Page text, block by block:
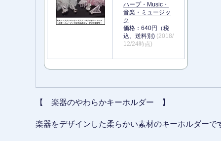
ハープ・Music・
音楽・ミュージッ
ク
価格：640円（税
込、送料別) (2018/
12/24時点)
【 楽器のやわらかキーホルダー 】
楽器をデザインした柔らかい素材のキーホルダーで